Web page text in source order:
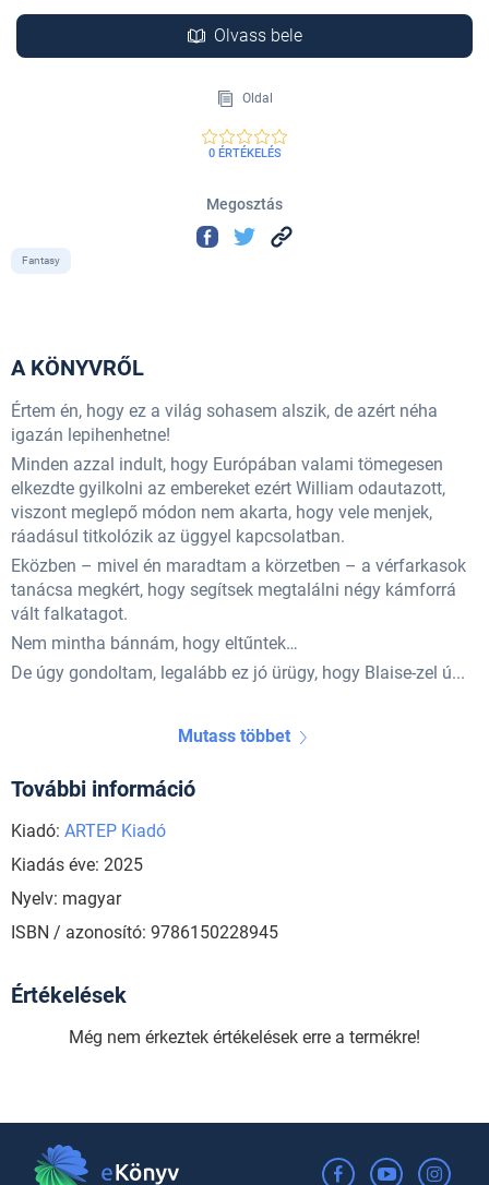
Olvass bele
Oldal
0 ÉRTÉKELÉS
Megosztás
Fantasy
A KÖNYVRŐL
Értem én, hogy ez a világ sohasem alszik, de azért néha
igazán lepihenhetne!
Minden azzal indult, hogy Európában valami tömegesen
elkezdte gyilkolni az embereket ezért William odautazott,
viszont meglepő módon nem akarta, hogy vele menjek,
ráadásul titkolózik az üggyel kapcsolatban.
Eközben – mivel én maradtam a körzetben – a vérfarkasok
tanácsa megkért, hogy segítsek megtalálni négy kámforrá
vált falkatagot.
Nem mintha bánnám, hogy eltűntek…
De úgy gondoltam, legalább ez jó ürügy, hogy Blaise-zel ú...
Mutass többet
További információ
Kiadó: ARTEP Kiadó
Kiadás éve: 2025
Nyelv: magyar
ISBN / azonosító: 9786150228945
Értékelések
Még nem érkeztek értékelések erre a termékre!